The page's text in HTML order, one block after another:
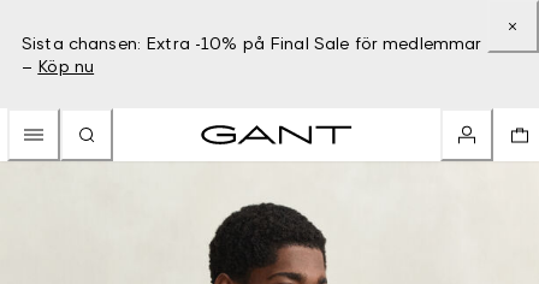
Sista chansen: Extra -10% på Final Sale för medlemmar
– Köp nu